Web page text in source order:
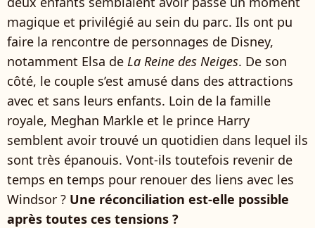
magique et privilégié au sein du parc. Ils ont pu
faire la rencontre de personnages de Disney,
notamment Elsa de La Reine des Neiges. De son
côté, le couple s’est amusé dans des attractions
avec et sans leurs enfants. Loin de la famille
royale, Meghan Markle et le prince Harry
semblent avoir trouvé un quotidien dans lequel ils
sont très épanouis. Vont-ils toutefois revenir de
temps en temps pour renouer des liens avec les
Windsor ? Une réconciliation est-elle possible
après toutes ces tensions ?